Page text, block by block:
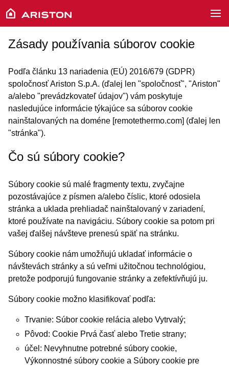
Zásady používania súborov cookie
Podľa článku 13 nariadenia (EÚ) 2016/679 (GDPR)
spoločnosť Ariston S.p.A. (ďalej len "spoločnosť", "Ariston"
a/alebo "prevádzkovateľ údajov") vám poskytuje
nasledujúce informácie týkajúce sa súborov cookie
nainštalovaných na doméne [remotethermo.com] (ďalej len
"stránka").
Čo sú súbory cookie?
Súbory cookie sú malé fragmenty textu, zvyčajne
pozostávajúce z písmen a/alebo číslic, ktoré odosiela
stránka a uklada prehliadač nainštalovaný v zariadení,
ktoré používate na navigáciu. Súbory cookie sa potom pri
vašej ďalšej návšteve prenesú späť na stránku.
Súbory cookie nám umožňujú ukladať informácie o
návštevách stránky a sú veľmi užitočnou technológiou,
pretože podporujú fungovanie stránky a zefektívňujú ju.
Súbory cookie možno klasifikovať podľa:
Trvanie: Súbor cookie relácia alebo Vytrvalý;
Pôvod: Cookie Prvá časť alebo Tretie strany;
účel: Nevyhnutne potrebné súbory cookie,
Výkonnostné súbory cookie a Súbory cookie pre